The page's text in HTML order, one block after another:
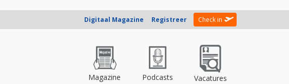
Digitaal Magazine Registreer Check in
Magazine Podcasts Vacatures